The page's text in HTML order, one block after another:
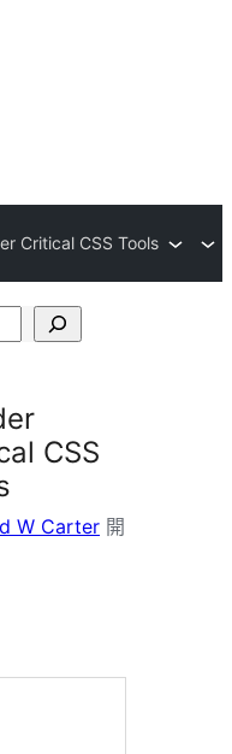
Critical CSS Tools
CSS
W Carter 開